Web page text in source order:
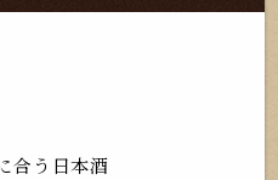
合う日本酒